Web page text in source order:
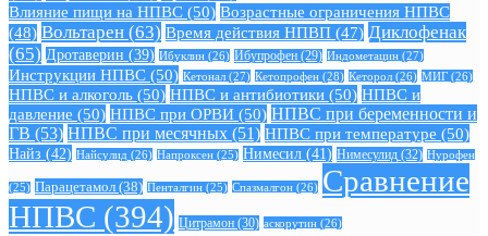
Влияние пищи на НПВС (50) Возрастные ограничения НПВС
(48) Вольтарен (63) Время действия НПВП (47) Диклофенак
(65) Дротаверин (39) Ибуклин (26) Ибупрофен (29) Индометацин (27)
Инструкции НПВС (50) Кетонал (27) Кетопрофен (28) Кеторол (26) МИГ (26)
НПВС и алкоголь (50) НПВС и антибиотики (50) НПВС и
давление (50) НПВС при ОРВИ (50) НПВС при беременности и
ГВ (53) НПВС при месячных (51) НПВС при температуре (50)
Найз (42) Найсулид (26) Напроксен (25) Нимесил (41) Нимесулид (32) Нурофен
(25) Парацетамол (38) Пенталгин (25) Спазмалгон (26) Сравнение
НПВС (394) Цитрамон (30) аскорутин (26)